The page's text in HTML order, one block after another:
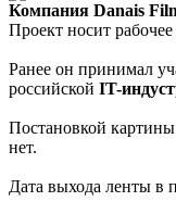
Компания Danais
Проект носит
Ранее он принимал
российской IT-
Постановкой
нет.
Дата выхода ленты в